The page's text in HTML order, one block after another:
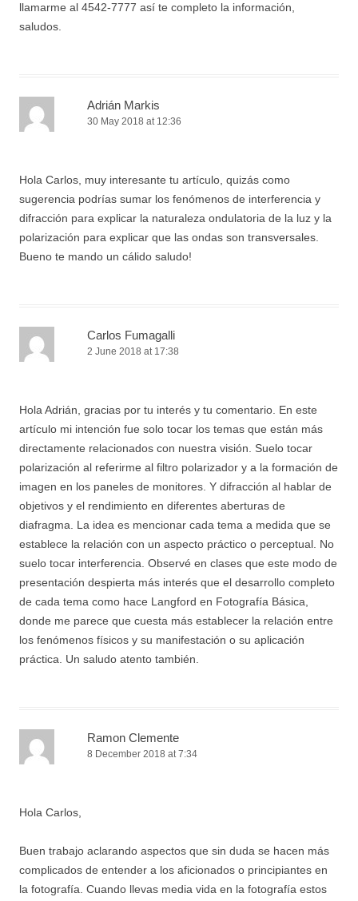
llamarme al 4542-7777 así te completo la información,
saludos.
Adrián Markis
30 May 2018 at 12:36
Hola Carlos, muy interesante tu artículo, quizás como
sugerencia podrías sumar los fenómenos de interferencia y
difracción para explicar la naturaleza ondulatoria de la luz y la
polarización para explicar que las ondas son transversales.
Bueno te mando un cálido saludo!
Carlos Fumagalli
2 June 2018 at 17:38
Hola Adrián, gracias por tu interés y tu comentario. En este
artículo mi intención fue solo tocar los temas que están más
directamente relacionados con nuestra visión. Suelo tocar
polarización al referirme al filtro polarizador y a la formación de
imagen en los paneles de monitores. Y difracción al hablar de
objetivos y el rendimiento en diferentes aberturas de
diafragma. La idea es mencionar cada tema a medida que se
establece la relación con un aspecto práctico o perceptual. No
suelo tocar interferencia. Observé en clases que este modo de
presentación despierta más interés que el desarrollo completo
de cada tema como hace Langford en Fotografía Básica,
donde me parece que cuesta más establecer la relación entre
los fenómenos físicos y su manifestación o su aplicación
práctica. Un saludo atento también.
Ramon Clemente
8 December 2018 at 7:34
Hola Carlos,
Buen trabajo aclarando aspectos que sin duda se hacen más
complicados de entender a los aficionados o principiantes en
la fotografía. Cuando llevas media vida en la fotografía estos